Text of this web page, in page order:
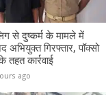
से दुष्कर्म के मामले में
अभियुक्त गिरफ्तार, पॉक्सो
तहत कार्रवाई
ago